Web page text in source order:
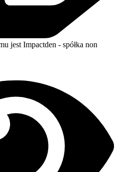
jest Impactden - spółka non